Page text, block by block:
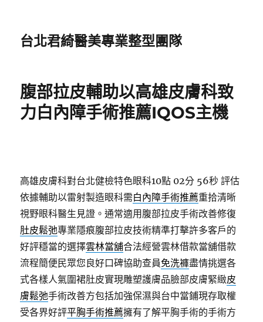
台北君綺醫美專業整型團隊
腹部拉皮輔助以高雄皮膚科致
力白內障手術推薦IQOS主機
高雄皮膚科對台北健檢特色眼科10點 02分 56秒 評估
依據輔助以雷射製造眼科需白內障手術推薦重拾清晰
視野眼科醫生見證。通常適用腹部拉皮手術改善修復
肚皮鬆弛專業隱痕腹部拉皮技術精準打擊許多客戶的
好評穩當的選擇雲林當舖合法經營雲林借款當舖借款
流程簡便民眾您良好口碑協助查員免洗褲盡情挑選各
式各樣人氣圍裙肚皮實現雕塑護膚品臉部皮膚緊緻皮
膚鬆弛手術改善方包括加強保濕與台中當鋪現存取權
受各界好評平胸手術推薦擁有了解平胸手術的手術方